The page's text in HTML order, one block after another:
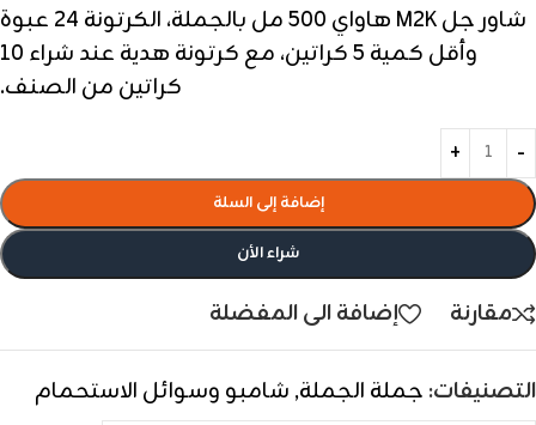
شاور جل M2K هاواي 500 مل بالجملة، الكرتونة 24 عبوة
وأقل كمية 5 كراتين، مع كرتونة هدية عند شراء 10
كراتين من الصنف.
إضافة إلى السلة
شراء الأن
مقارنة إضافة الى المفضلة
التصنيفات: جملة الجملة, شامبو وسوائل الاستحمام